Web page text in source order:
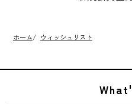
ホーム/ ウィッシュリスト